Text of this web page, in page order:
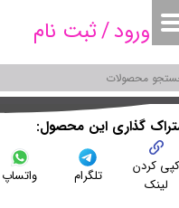
ورود/ثبت نامحساب کاربری من
تغییر گذر واژه
سفارشات
خروج از حساب کاربری
کردن
لینک
تلگرام واتساپ
گذاری این محصول